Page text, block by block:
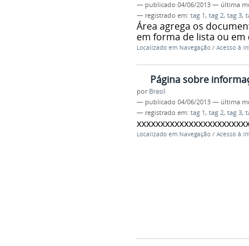
— publicado 04/06/2013 — última
— registrado em: tag 1, tag 2, tag 3,
Área agrega os
em forma de lista ou
Localizado em Navegação / Acesso à
Página sobre
por Brasil
— publicado 04/06/2013 — última
— registrado em: tag 1, tag 2, tag 3,
Localizado em Navegação / Acesso à